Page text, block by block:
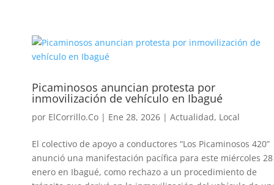
Picaminosos anuncian protesta por
inmovilización de vehículo en Ibagué
por ElCorrillo.Co | Ene 28, 2026 | Actualidad, Local
El colectivo de apoyo a conductores “Los Picaminosos 420”
anunció una manifestación pacífica para este miércoles
enero en Ibagué, como rechazo a un procedimiento de